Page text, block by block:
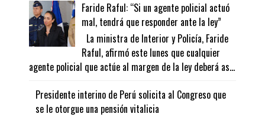
Faride Raful: “Si un agente policial actuó
mal, tendrá que responder ante la ley”
La ministra de Interior y Policía, Faride
Raful, afirmó este lunes que cualquier
agente policial que actúe al margen de la ley deberá as...
Presidente interino de Perú solicita al Congreso que
se le otorgue una pensión vitalicia